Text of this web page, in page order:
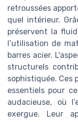
retroussées
quel intérieur.
préservent la
l’utilisation de
barres acier.
structurels
sophistiquée. Ces
essentiels pour
audacieuse, où
exergue. Leur